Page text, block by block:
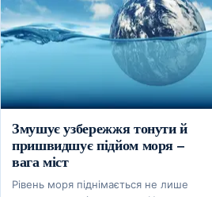
Змушує узбережжя тонути й
пришвидшує підйом моря –
вага міст
Рівень моря піднімається не лише